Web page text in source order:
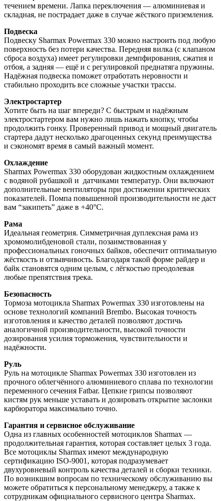
течением времени. Лапка переключения — алюминиевая и
складная, не пострадает даже в случае жёсткого приземления.
Подвеска
Подвеску Sharmax Powermax 330 можно настроить под любую
поверхность без потери качества. Передняя вилка (с клапаном
сброса воздуха) имеет регулировки демпфирования, сжатия и
отбоя, а задняя — ещё и с регулировкой преднатяга пружины.
Надёжная подвеска поможет отработать неровности и
стабильно проходить все сложные участки трассы.
Электростартер
Хотите быть на шаг впереди? С быстрым и надёжным
электростартером вам нужно лишь нажать кнопку, чтобы
продолжить гонку. Проверенный привод и мощный двигатель
стартера дадут несколько драгоценных секунд преимущества
и сэкономят время в самый важный момент.
Охлаждение
Sharmax Powermax 330 оборудован жидкостным охлаждением
с водяной рубашкой и датчиками температур. Они включают
дополнительные вентиляторы при достижении критических
показателей. Помпа повышенной производительности не даст
вам “закипеть” даже в +40°C.
Рама
Идеальная геометрия. Симметричная дуплексная рама из
хромомолибденовой стали, позаимствованная у
профессиональных гоночных байков, обеспечит оптимальную
жёсткость и отзывчивость. Благодаря такой форме райдер и
байк становятся одним целым, с лёгкостью преодолевая
любые препятствия трека.
Безопасность
Тормоза мотоцикла Sharmax Powermax 330 изготовлены на
основе технологий компаний Brembo. Высокая точность
изготовления и качество деталей позволяют достичь
аналогичной производительности, высокой точности
дозирования усилия торможения, чувствительности и
надёжности.
Руль
Руль на мотоцикле Sharmax Powermax 330 изготовлен из
прочного облегчённого алюминиевого сплава по технологии
переменного сечения Fatbar. Цепкие грипсы позволяют
кистям рук меньше уставать и дозировать открытие заслонки
карбюратора максимально точно.
Гарантия и сервисное обслуживание
Одна из главных особенностей мотоциклов Sharmax —
продолжительная гарантия, которая составляет целых 3 года.
Все мотоциклы Sharmax имеют международную
сертификацию ISO-9001, которая подразумевает
двухуровневый контроль качества деталей и сборки техники.
По возникшим вопросам по техническому обслуживанию вы
можете обратиться к персональному менеджеру, а также к
сотрудникам официального сервисного центра Sharmax.